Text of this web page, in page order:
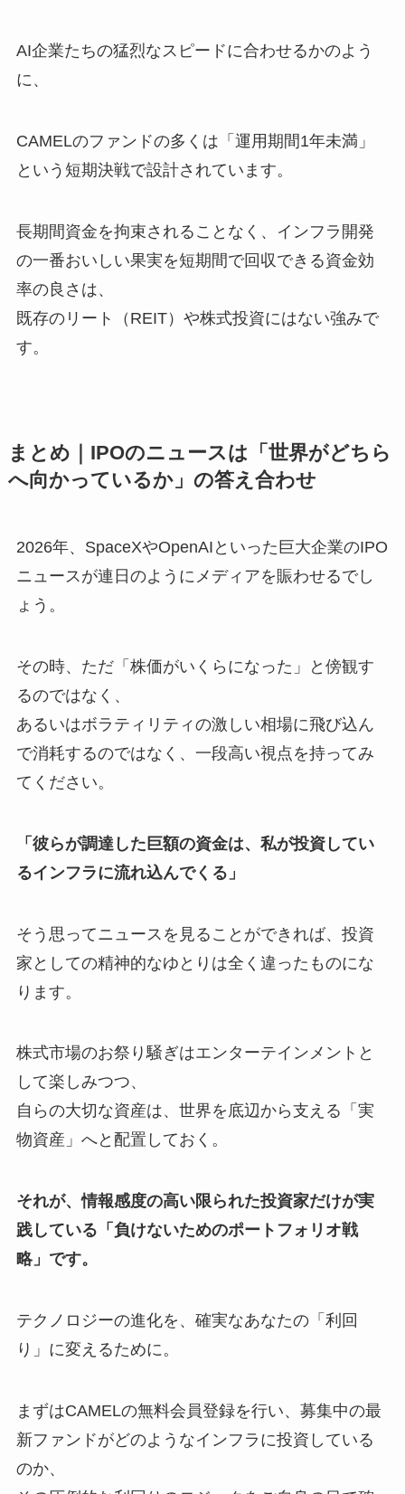
AI企業たちの猛烈なスピードに合わせるかのよう
に、
CAMELのファンドの多くは「運用期間1年未満」
という短期決戦で設計されています。
長期間資金を拘束されることなく、インフラ開発
の一番おいしい果実を短期間で回収できる資金効
率の良さは、
既存のリート（REIT）や株式投資にはない強みで
す。
まとめ｜IPOのニュースは「世界がどちら
へ向かっているか」の答え合わせ
2026年、SpaceXやOpenAIといった巨大企業のIPO
ニュースが連日のようにメディアを賑わせるでし
ょう。
その時、ただ「株価がいくらになった」と傍観す
るのではなく、
あるいはボラティリティの激しい相場に飛び込ん
で消耗するのではなく、一段高い視点を持ってみ
てください。
「彼らが調達した巨額の資金は、私が投資してい
るインフラに流れ込んでくる」
そう思ってニュースを見ることができれば、投資
家としての精神的なゆとりは全く違ったものにな
ります。
株式市場のお祭り騒ぎはエンターテインメントと
して楽しみつつ、
自らの大切な資産は、世界を底辺から支える「実
物資産」へと配置しておく。
それが、情報感度の高い限られた投資家だけが実
践している「負けないためのポートフォリオ戦
略」です。
テクノロジーの進化を、確実なあなたの「利回
り」に変えるために。
まずはCAMELの無料会員登録を行い、募集中の最
新ファンドがどのようなインフラに投資している
のか、